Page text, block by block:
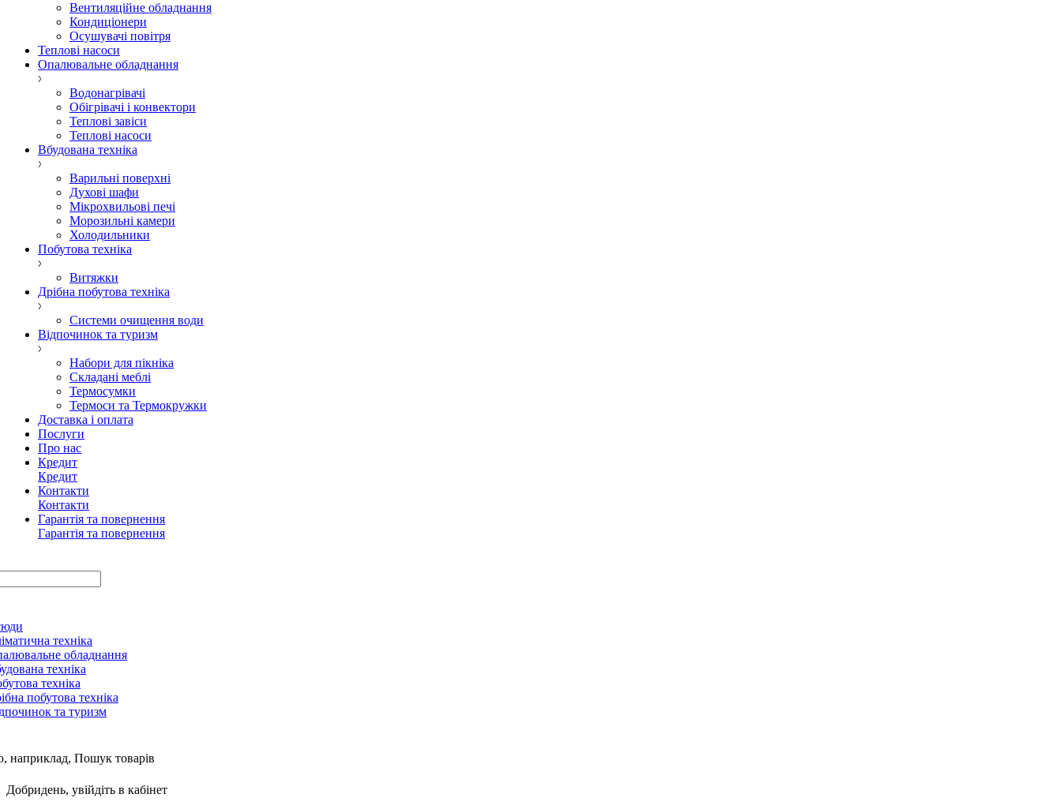
Вентиляційне обладнання
Кондиціонери
Осушувачі повітря
Теплові насоси
Опалювальне обладнання
Водонагрівачі
Обігрівачі і конвектори
Теплові завіси
Теплові насоси
Вбудована техніка
Варильні поверхні
Духові шафи
Мікрохвильові печі
Морозильні камери
Холодильники
Побутова техніка
Витяжки
Дрібна побутова техніка
Системи очищення води
Відпочинок та туризм
Набори для пікніка
Складані меблі
Термосумки
Термоси та Термокружки
Доставка і оплата
Послуги
Про нас
Кредит
Кредит
Контакти
Контакти
Гарантія та повернення
Гарантія та повернення
техніка
обладнання
техніка
техніка
побутова техніка
та туризм
наприклад, Пошук товарів
Добридень, увійдіть в кабінет